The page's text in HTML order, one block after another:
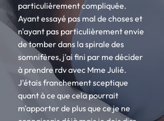
particulièrement compliquée.
Ayant essayé pas mal de choses et
n'ayant pas particulièrement envie
de tomber dans la spirale des
somnifères, j'ai fini par me décider
à prendre rdv avec Mme Julié.
J'étais franchement sceptique
quant à ce que cela pourrait
m'apporter de plus que ce je ne